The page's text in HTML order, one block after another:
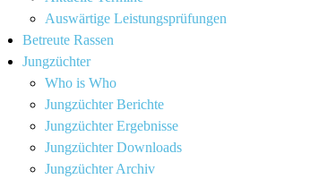
Auswärtige Leistungsprüfungen
Betreute Rassen
Jungzüchter
Who is Who
Jungzüchter Berichte
Jungzüchter Ergebnisse
Jungzüchter Downloads
Jungzüchter Archiv